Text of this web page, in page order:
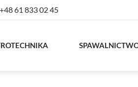
+48 61 833 02 45